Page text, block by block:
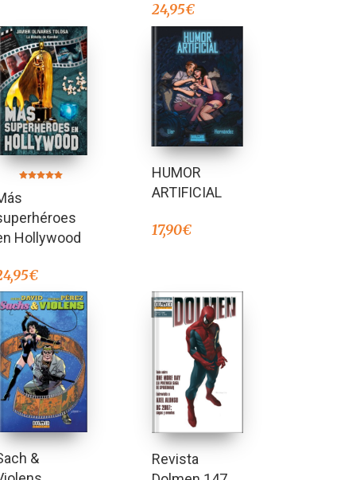
24,95€
5.00
de 5
Hollywood
€
HUMOR
ARTIFICIAL
17,90€
&
Revista